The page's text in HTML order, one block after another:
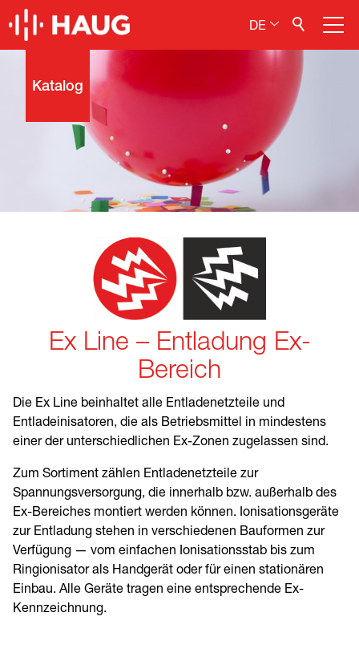
DE
Static Line
Air Line
Clean Line
Elektrostatik aufbringen
Elektrostatik messen
Service / Wartung / Reparaturen
Katalog
Ex Line – Entladung Ex-
Bereich
Die Ex Line beinhaltet alle Entladenetzteile und
Entladeinisatoren, die als Betriebsmittel in mindestens
einer der unterschiedlichen Ex-Zonen zugelassen sind.
Zum Sortiment zählen Entladenetzteile zur
Spannungsversorgung, die innerhalb bzw. außerhalb des
Ex-Bereiches montiert werden können. Ionisationsgeräte
zur Entladung stehen in verschiedenen Bauformen zur
Verfügung — vom einfachen Ionisationsstab bis zum
Ringionisator als Handgerät oder für einen stationären
Einbau. Alle Geräte tragen eine entsprechende Ex-
Kennzeichnung.